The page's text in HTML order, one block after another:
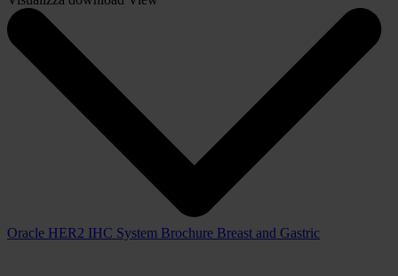
Maggiore efficienza del laboratorio
“Lean” senza aumentare le risorse. Il sistema Bond Oracle
HER2
e le piattaforme di colorazione completamente automatiche
BOND-MAX e BOND-III migliorano l'efficienza del laboratorio
garantendo una maggiore produttività e i vantaggi dell’utilizzo senza
Visualizza tutti i download disponibili di seguito
Cataloghi
Visualizza download View